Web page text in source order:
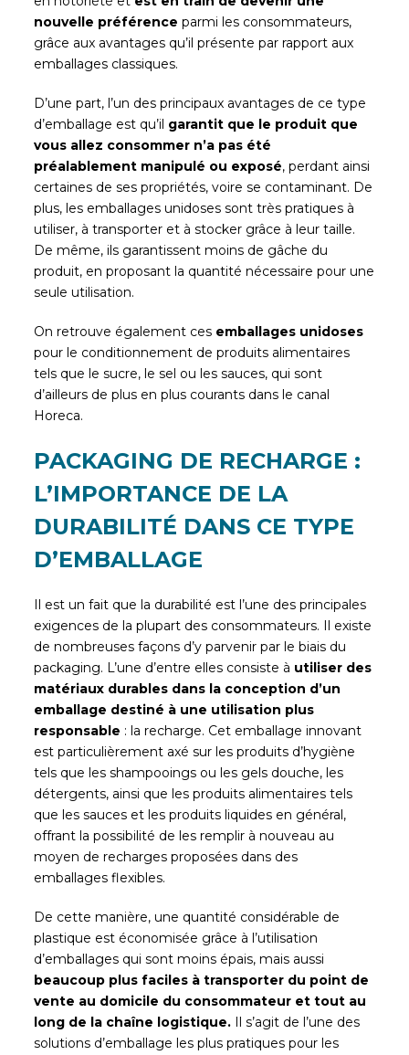
nouvelle préférence parmi les consommateurs,
grâce aux avantages qu’il présente par rapport aux
emballages classiques.
D’une part, l’un des principaux avantages de ce type
d’emballage est qu’il garantit que le produit que
vous allez consommer n’a pas été
préalablement manipulé ou exposé, perdant ainsi
certaines de ses propriétés, voire se contaminant. De
plus, les emballages unidoses sont très pratiques à
utiliser, à transporter et à stocker grâce à leur taille.
De même, ils garantissent moins de gâche du
produit, en proposant la quantité nécessaire pour une
seule utilisation.
On retrouve également ces emballages unidoses
pour le conditionnement de produits alimentaires
tels que le sucre, le sel ou les sauces, qui sont
d’ailleurs de plus en plus courants dans le canal
Horeca.
PACKAGING DE RECHARGE :
L’IMPORTANCE DE LA
DURABILITÉ DANS CE TYPE
D’EMBALLAGE
Il est un fait que la durabilité est l’une des principales
exigences de la plupart des consommateurs. Il existe
de nombreuses façons d’y parvenir par le biais du
packaging. L’une d’entre elles consiste à utiliser des
matériaux durables dans la conception d’un
emballage destiné à une utilisation plus
responsable : la recharge. Cet emballage innovant
est particulièrement axé sur les produits d’hygiène
tels que les shampooings ou les gels douche, les
détergents, ainsi que les produits alimentaires tels
que les sauces et les produits liquides en général,
offrant la possibilité de les remplir à nouveau au
moyen de recharges proposées dans des
emballages flexibles.
De cette manière, une quantité considérable de
plastique est économisée grâce à l’utilisation
d’emballages qui sont moins épais, mais aussi
beaucoup plus faciles à transporter du point de
vente au domicile du consommateur et tout au
long de la chaîne logistique. Il s’agit de l’une des
solutions d’emballage les plus pratiques pour les